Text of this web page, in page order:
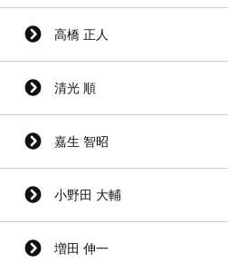
高橋 正人
清光 順
嘉生 智昭
小野田 大輔
増田 伸一